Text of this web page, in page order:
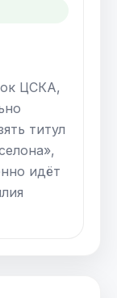
ЦСКА,
титул
идёт